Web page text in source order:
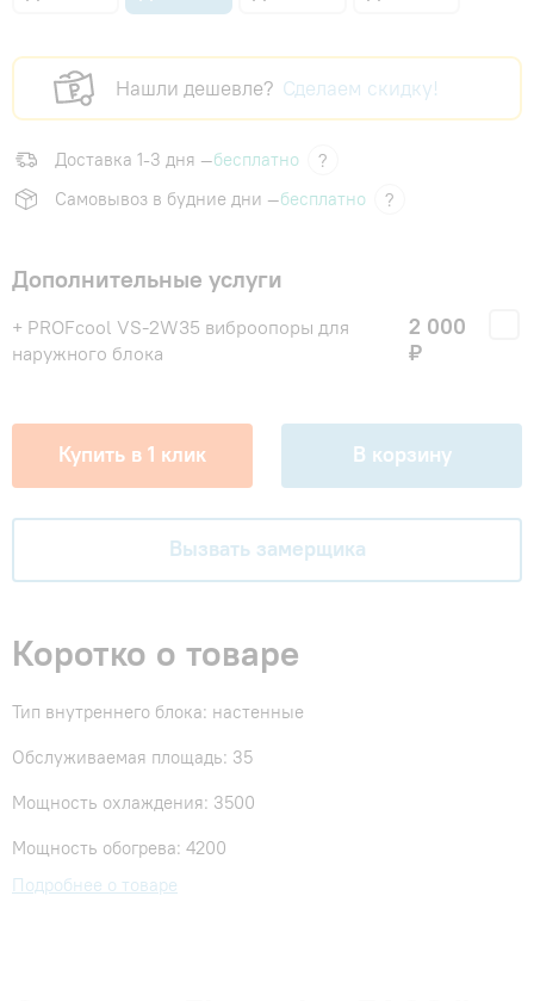
Нашли дешевле? Сделаем скидку!
Доставка 1-3 дня —бесплатно
?
Самовывоз в будние дни —бесплатно ?
Дополнительные услуги
+ PROFcool VS-2W35 виброопоры для
наружного блока
2 000
₽
Купить в 1 клик В корзину
Вызвать замерщика
Коротко о товаре
Тип внутреннего блока: настенные
Обслуживаемая площадь: 35
Мощность охлаждения: 3500
Мощность обогрева: 4200
Подробнее о товаре